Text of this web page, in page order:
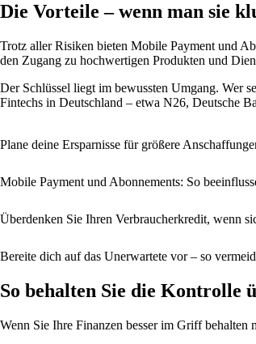
Die Vorteile – wenn man sie
Trotz aller Risiken bieten Mobile Payment und
den Zugang zu hochwertigen Produkten und
Der Schlüssel liegt im bewussten Umgang. Wer
Fintechs in Deutschland – etwa N26, Deutsche
Plane deine Ersparnisse für größere
Mobile Payment und Abonnements: So
Überdenken Sie Ihren Verbraucherkredit, wenn
Bereite dich auf das Unerwartete vor – so
So behalten Sie die Kontrolle
Wenn Sie Ihre Finanzen besser im Griff behalten